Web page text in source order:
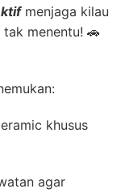
menjaga kilau
menentu! 🚗
khusus
agar